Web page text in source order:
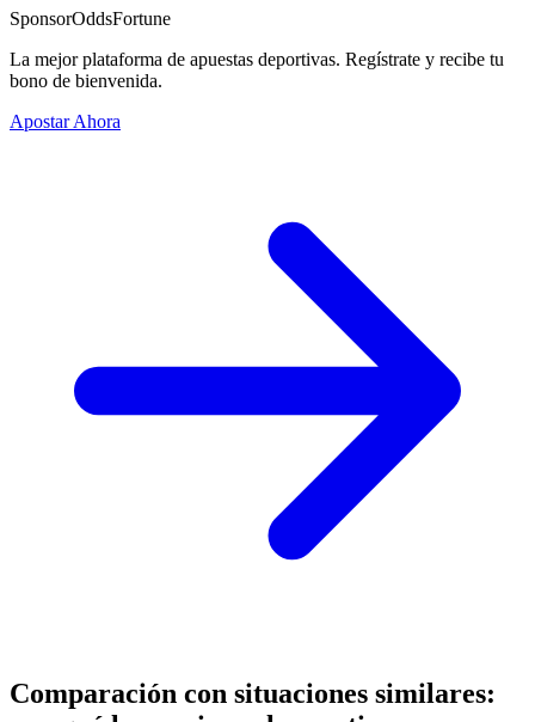
SponsorOddsFortune
La mejor plataforma de apuestas deportivas. Regístrate y recibe tu
bono de bienvenida.
Apostar Ahora
Comparación con situaciones similares: